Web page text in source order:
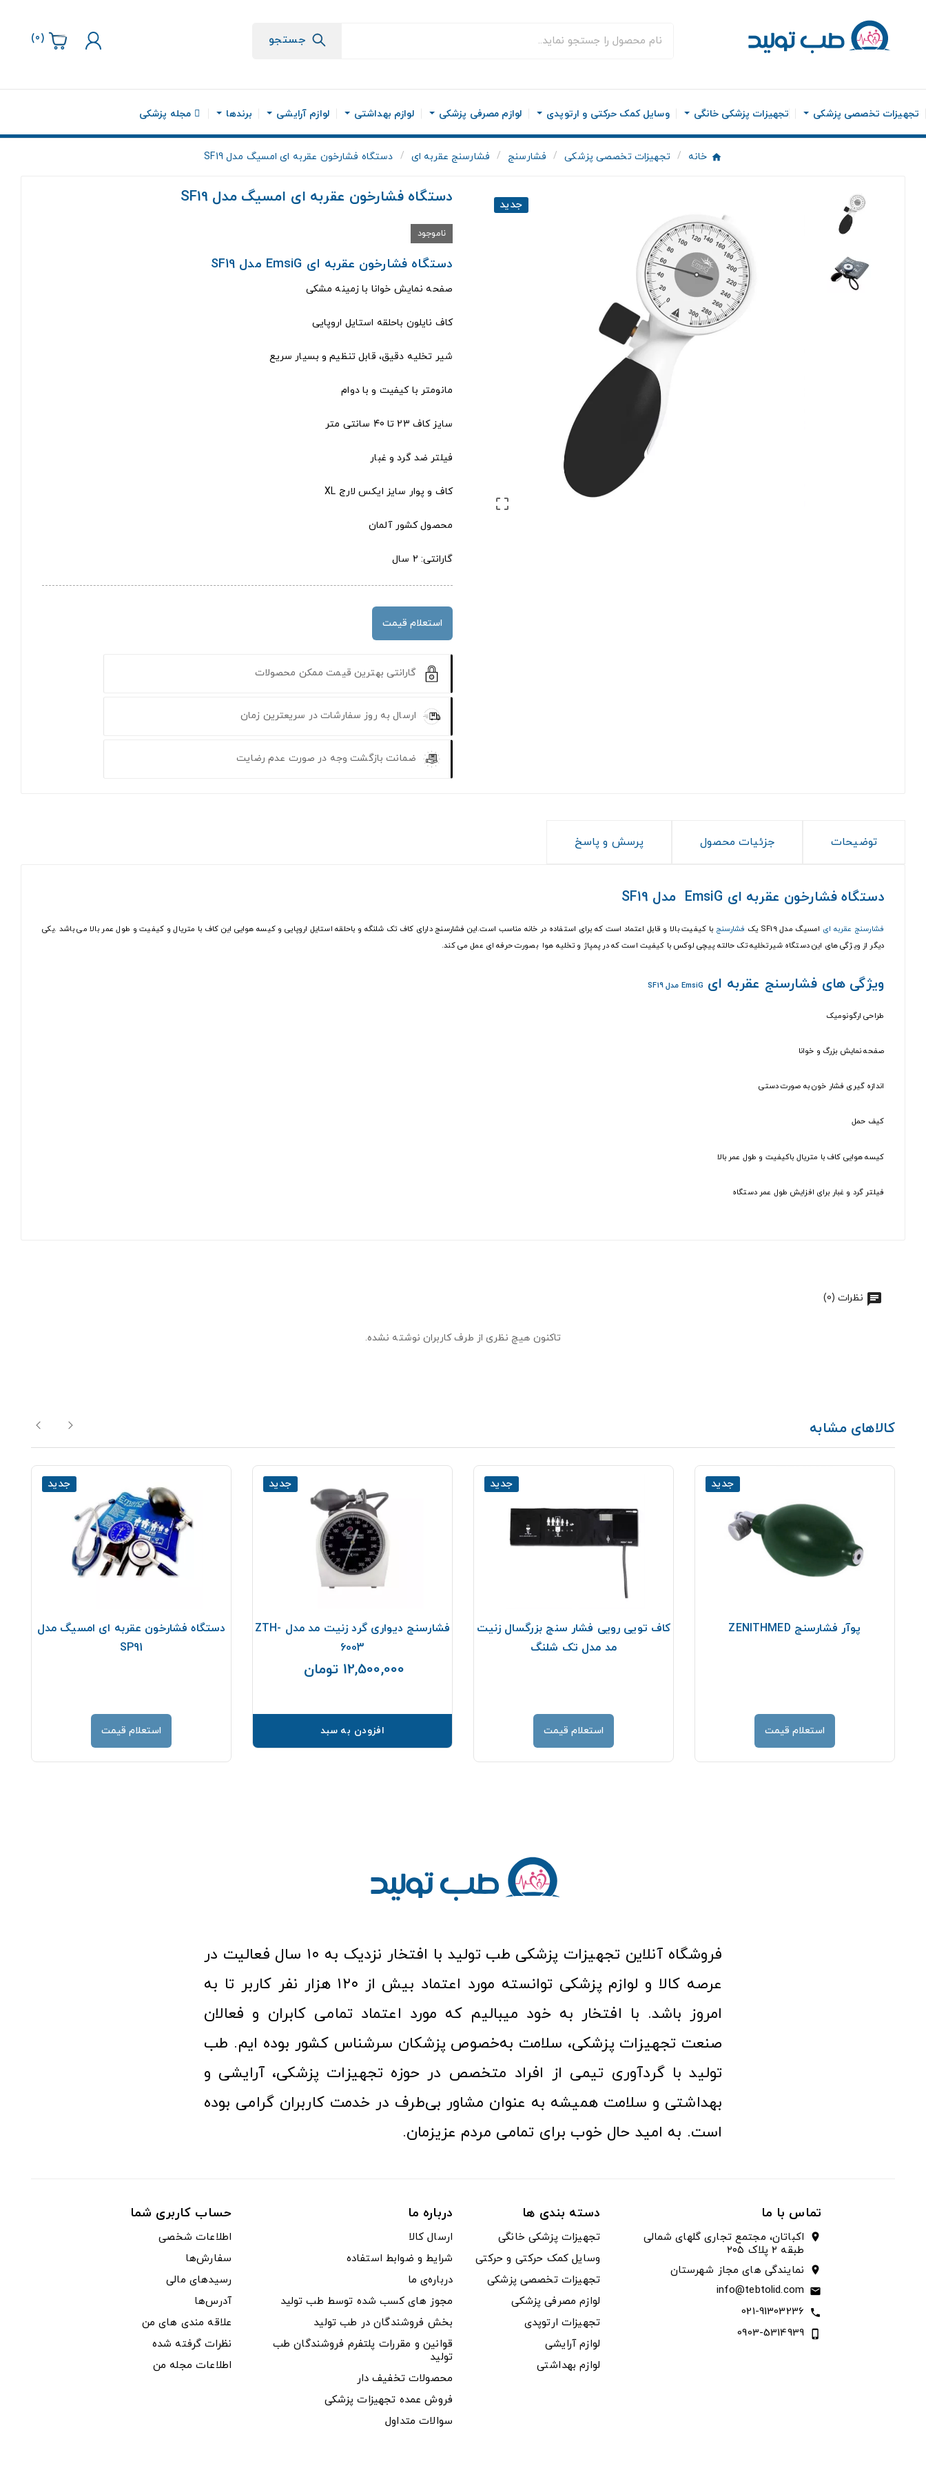
جستجو (
0
)
تجهیزات تخصصی پزشکی تجهیزات پزشکی خانگی وسایل کمک حرکتی و ارتوپدی لوازم مصرفی پزشکی لوازم بهداشتی لوازم آرایشی برندها مجله پزشکی
خانه تجهیزات تخصصی پزشکی فشارسنج فشارسنج عقربه ای دستگاه فشارخون عقربه ای امسیگ مدل SF19
جدید

دستگاه فشارخون عقربه ای امسیگ مدل SF19
ناموجود
دستگاه فشارخون عقربه ای EmsiG مدل SF19
صفحه نمایش خوانا با زمینه مشکی
کاف نایلون باحلقه استایل اروپایی
شیر تخلیه دقیق، قابل تنظیم و بسیار سریع
مانومتر با کیفیت و با دوام
سایز کاف 23 تا 40 سانتی متر
فیلتر ضد گرد و غبار
کاف و پوار سایز ایکس لارج XL
محصول کشور آلمان
گارانتی: 2 سال
استعلام قیمت
گارانتی بهترین قیمت ممکن محصولات
ارسال به روز سفارشات در سریعترین زمان
ضمانت بازگشت وجه در صورت عدم رضایت
توضیحات جزئیات محصول پرسش و پاسخ
دستگاه فشارخون عقربه ای EmsiG مدل SF19
فشارسنج عقربه ای امسیگ مدل SF19 یک فشارسنج با کیفیت بالا و قابل اعتماد است که برای استفاده در خانه مناسب است.این فشارسنج دارای کاف تک شلنگه و باحلقه استایل اروپایی و کیسه هوایی این کاف با متریال و کیفیت و طول عمر بالا می باشد .یکی
دیگر از ویژگی های این دستگاه شیرتخلیه تک حالته پیچی لوکس با کیفیت است که در پمپاژ و تخلیه هوا بصورت حرفه ای عمل می کند.
ویژگی های فشارسنج عقربه ای EmsiG مدل SF19
طراحی ارگونومیک
صفحه نمایش بزرگ و خوانا
اندازه گیری فشار خون به صورت دستی
کیف حمل
کیسه هوایی کاف با متریال باکیفیت و طول عمر بالا
فیلتر گرد و غبار برای افزایش طول عمر دستگاه
نظرات (0)
تاکنون هیچ نظری از طرف کاربران نوشته نشده.
کالاهای مشابه
جدید
پوآر فشارسنج ZENITHMED
استعلام قیمت
جدید
کاف تویی رویی فشار سنج بزرگسال زنیت
مد مدل تک شلنگ
استعلام قیمت
جدید
فشارسنج دیواری گرد زنیت مد مدل ZTH-
6003
12,500,000 تومان
افزودن به سبد
جدید
دستگاه فشارخون عقربه ای امسیگ مدل
SP91
استعلام قیمت
فروشگاه آنلاین تجهیزات پزشکی طب تولید با افتخار نزدیک به ۱۰ سال فعالیت در
عرصه کالا و لوازم پزشکی توانسته مورد اعتماد بیش از ۱۲۰ هزار نفر کاربر تا به
امروز باشد. با افتخار به خود میبالیم که مورد اعتماد تمامی کابران و فعالان
صنعت تجهیزات پزشکی، سلامت به‌خصوص پزشکان سرشناس کشور بوده ایم. طب
تولید با گردآوری تیمی از افراد متخصص در حوزه تجهیزات پزشکی، آرایشی و
بهداشتی و سلامت همیشه به عنوان مشاور بی‌طرف در خدمت کاربران گرامی بوده
است. به امید حال خوب برای تمامی مردم عزیزمان.
تماس با ما
location_on
اکباتان، مجتمع تجاری گلهای شمالی
طبقه ۲ پلاک ۲۰۵
location_on نمایندگی های مجاز شهرستان
email
info@tebtolid.com
call
021-91303236
phone_iphone
0903-5314939
دسته بندی ها
تجهیزات پزشکی خانگی
وسایل کمک حرکتی و حرکتی
تجهیزات تخصصی پزشکی
لوازم مصرفی پزشکی
تجهیزات ارتوپدی
لوازم آرایشی
لوازم بهداشتی
درباره ما
ارسال کالا
شرایط و ضوابط استفاده
درباره‌ی ما
مجوز های کسب شده توسط طب تولید
بخش فروشندگان در طب تولید
قوانین و مقررات پلتفرم فروشندگان طب
تولید
محصولات تخفیف دار
فروش عمده تجهیزات پزشکی
سوالات متداول
حساب کاربری شما
اطلاعات شخصی
سفارش‌ها
رسیدهای مالی
آدرس‌ها
علاقه مندی های من
نظرات گرفته شده
اطلاعات مجله من